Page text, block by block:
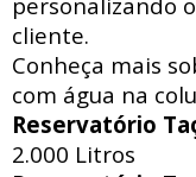
cliente.
Conheça mais
com água na
Reservatório
2.000 Litros